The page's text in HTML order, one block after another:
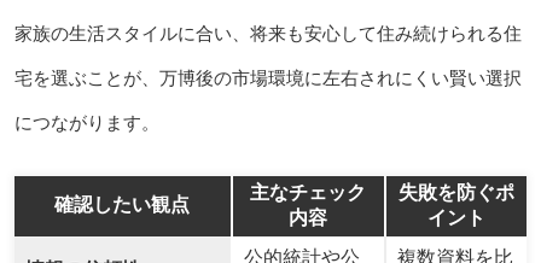
家族の生活スタイルに合い、将来も安心して住み続けられる住
宅を選ぶことが、万博後の市場環境に左右されにくい賢い選択
につながります。
確認したい観点
主なチェック
内容
失敗を防ぐポ
イント
公的統計や公
複数資料を比